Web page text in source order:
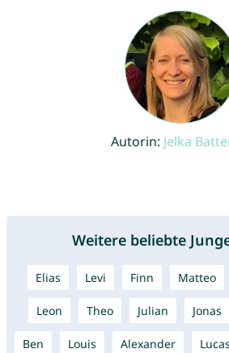
Autorin: Jelka
Weitere beliebte
Elias Levi Finn Matteo
Leon Theo Julian Jonas
Ben Louis Alexander Lucas